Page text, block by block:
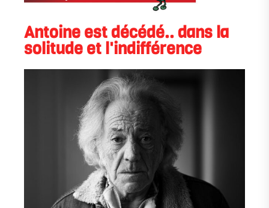
Antoine est décédé.. dans la
solitude et l'indifférence